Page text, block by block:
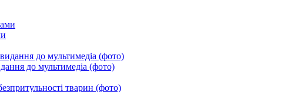
до мультимедіа (фото)